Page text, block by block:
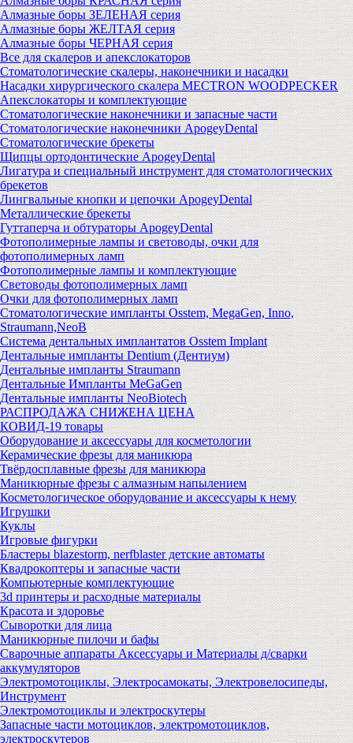
Алмазные боры ЗЕЛЕНАЯ серия
Алмазные боры ЖЕЛТАЯ серия
Алмазные боры ЧЕРНАЯ серия
Все для скалеров и апекслокаторов
Стоматологические скалеры, наконечники и насадки
Насадки хирургического скалера MECTRON WOODPECKER
Апекслокаторы и комплектующие
Стоматологические наконечники и запасные части
Стоматологические наконечники ApogeyDental
Стоматологические брекеты
Щипцы ортодонтические ApogeyDental
Лигатура и специальный инструмент для стоматологических
брекетов
Лингвальные кнопки и цепочки ApogeyDental
Металлические брекеты
Гуттаперча и обтураторы ApogeyDental
Фотополимерные лампы и световоды, очки для
фотополимерных ламп
Фотополимерные лампы и комплектующие
Световоды фотополимерных ламп
Очки для фотополимерных ламп
Стоматологические импланты Osstem, MegaGen, Inno,
Straumann,NeoB
Система дентальных имплантатов Osstem Implant
Дентальные импланты Dentium (Дентиум)
Дентальные импланты Straumann
Дентальные Импланты MeGaGen
Дентальные импланты NeoBiotech
РАСПРОДАЖА СНИЖЕНА ЦЕНА
КОВИД-19 товары
Оборудование и аксессуары для косметологии
Керамические фрезы для маникюра
Твёрдосплавные фрезы для маникюра
Маникюрные фрезы с алмазным напылением
Косметологическое оборудование и аксессуары к нему
Игрушки
Куклы
Игровые фигурки
Бластеры blazestorm, nerfblaster детские автоматы
Квадрокоптеры и запасные части
Компьютерные комплектующие
3d принтеры и расходные материалы
Красота и здоровье
Сыворотки для лица
Маникюрные пилочи и бафы
Сварочные аппараты Аксессуары и Материалы д/сварки
аккумуляторов
Электромотоциклы, Электросамокаты, Электровелосипеды,
Инструмент
Электромотоциклы и электроскутеры
Запасные части мотоциклов, электромотоциклов,
электроскутеров